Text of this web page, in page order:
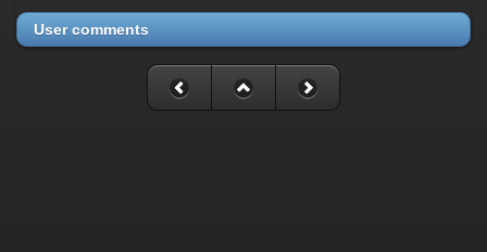
User comments